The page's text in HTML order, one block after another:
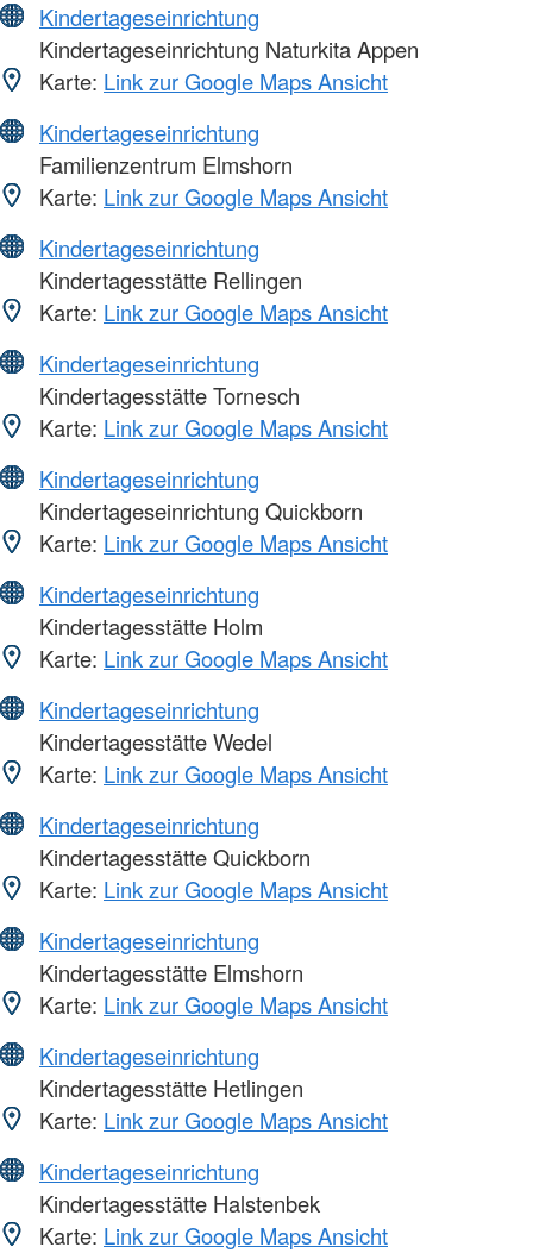
Kindertageseinrichtung
Kindertageseinrichtung Naturkita Appen
Karte: Link zur Google Maps Ansicht
Kindertageseinrichtung
Familienzentrum Elmshorn
Karte: Link zur Google Maps Ansicht
Kindertageseinrichtung
Kindertagesstätte Rellingen
Karte: Link zur Google Maps Ansicht
Kindertageseinrichtung
Kindertagesstätte Tornesch
Karte: Link zur Google Maps Ansicht
Kindertageseinrichtung
Kindertageseinrichtung Quickborn
Karte: Link zur Google Maps Ansicht
Kindertageseinrichtung
Kindertagesstätte Holm
Karte: Link zur Google Maps Ansicht
Kindertageseinrichtung
Kindertagesstätte Wedel
Karte: Link zur Google Maps Ansicht
Kindertageseinrichtung
Kindertagesstätte Quickborn
Karte: Link zur Google Maps Ansicht
Kindertageseinrichtung
Kindertagesstätte Elmshorn
Karte: Link zur Google Maps Ansicht
Kindertageseinrichtung
Kindertagesstätte Hetlingen
Karte: Link zur Google Maps Ansicht
Kindertageseinrichtung
Kindertagesstätte Halstenbek
Karte: Link zur Google Maps Ansicht